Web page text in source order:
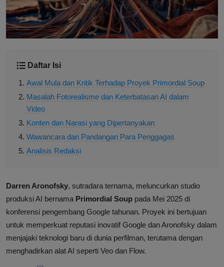
Daftar Isi
Awal Mula dan Kritik Terhadap Proyek Primordial Soup
Masalah Fotorealisme dan Keterbatasan AI dalam
Video
Konten dan Narasi yang Dipertanyakan
Wawancara dan Pandangan Para Penggagas
Analisis Redaksi
Darren Aronofsky, sutradara ternama, meluncurkan studio
produksi AI bernama Primordial Soup pada Mei 2025 di
konferensi pengembang Google tahunan. Proyek ini bertujuan
untuk memperkuat reputasi inovatif Google dan Aronofsky dalam
menjajaki teknologi baru di dunia perfilman, terutama dengan
menghadirkan alat AI seperti Veo dan Flow.